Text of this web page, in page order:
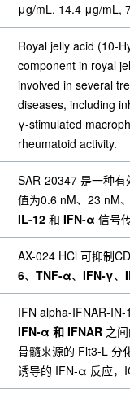
μg/mL, 14.4 μg/mL,
Royal jelly acid (10-
component in royal
involved in several
diseases, including
γ-stimulated
rheumatoid activity.
SAR-20347 是一种
值为0.6 nM、23 nM
IL-12 和 IFN-α 信号
AX-024 HCl 可抑制
6、 TNF-α、 IFN-γ、
IFN alpha-IFNAR-
IFN-α 和 IFNAR 之
骨髓来源的 Flt3-L 分
诱导的 IFN-α 反应，